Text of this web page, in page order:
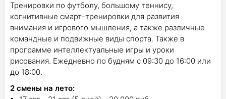
Тренировки по футболу, большому теннису,
когнитивные смарт-тренировки для развития
внимания и игрового мышления, а также различные
командные и подвижные виды спорта. Также в
программе интеллектуальные игры и уроки
рисования. Ежедневно по будням с 09:30 до 16:00 или
до 18:00.
2 смены на лето: